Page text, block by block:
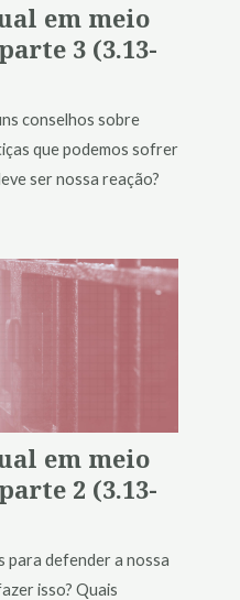
em meio
3 (3.13-
conselhos sobre
que podemos sofrer
ser nossa reação?
em meio
2 (3.13-
para defender a nossa
isso? Quais